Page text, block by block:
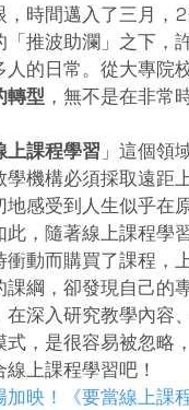
，時間邁入了三月，
「推波助瀾」之下，
人的日常。從大專院
轉型 ，無不是在非常
上課程學習 」這個領
學機構必須採取遠距
地感受到人生似乎在
此，隨著線上課程學
衝動而購買了課程，
課綱，卻發現自己的
在深入研究教學內容
式，是很容易被忽略
線上課程學習吧！
加映！《要當線上課